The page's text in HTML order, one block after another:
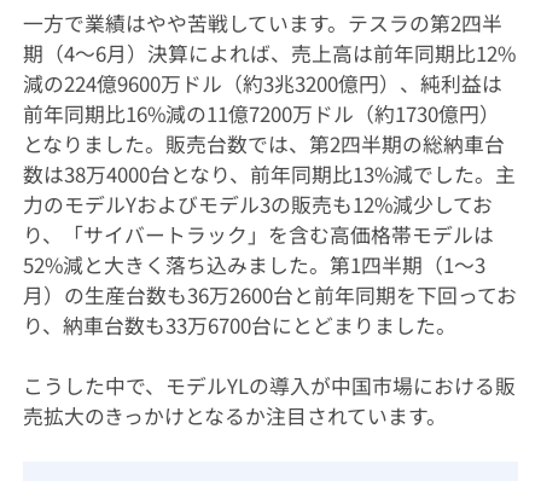
一方で業績はやや苦戦しています。テスラの第2四半
期（4～6月）決算によれば、売上高は前年同期比12%
減の224億9600万ドル（約3兆3200億円）、純利益は
前年同期比16%減の11億7200万ドル（約1730億円）
となりました。販売台数では、第2四半期の総納車台
数は38万4000台となり、前年同期比13%減でした。主
力のモデルYおよびモデル3の販売も12%減少してお
り、「サイバートラック」を含む高価格帯モデルは
52%減と大きく落ち込みました。第1四半期（1～3
月）の生産台数も36万2600台と前年同期を下回ってお
り、納車台数も33万6700台にとどまりました。
こうした中で、モデルYLの導入が中国市場における販
売拡大のきっかけとなるか注目されています。